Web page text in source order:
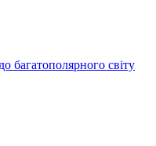
багатополярного світу